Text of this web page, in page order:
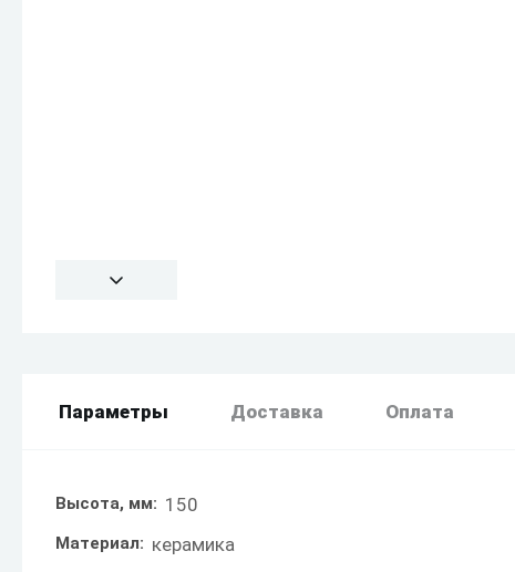
Параметры Доставка Оплата
Высота, мм: 150
Материал: керамика